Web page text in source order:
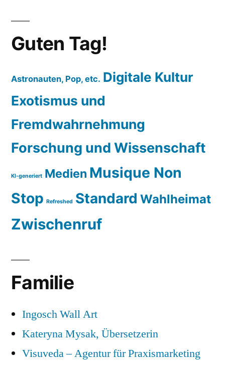
Guten Tag!
Astronauten, Pop, etc. Digitale Kultur
Exotismus und
Fremdwahrnehmung
Forschung und Wissenschaft
KI-generiert Medien Musique Non
Stop Refreshed Standard Wahlheimat
Zwischenruf
Familie
Ingosch Wall Art
Kateryna Mysak, Übersetzerin
Visuveda – Agentur für Praxismarketing